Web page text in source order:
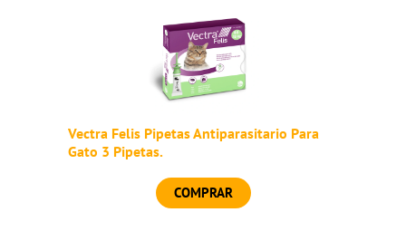
Vectra Felis Pipetas Antiparasitario Para
Gato 3 Pipetas.
COMPRAR